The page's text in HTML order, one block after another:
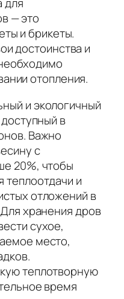
для
— это
и брикеты.
достоинства и
отопления.
и экологичный
в
Важно
с
20%, чтобы
теплоотдачи и
отложений в
хранения дров
сухое,
место,
теплотворную
время